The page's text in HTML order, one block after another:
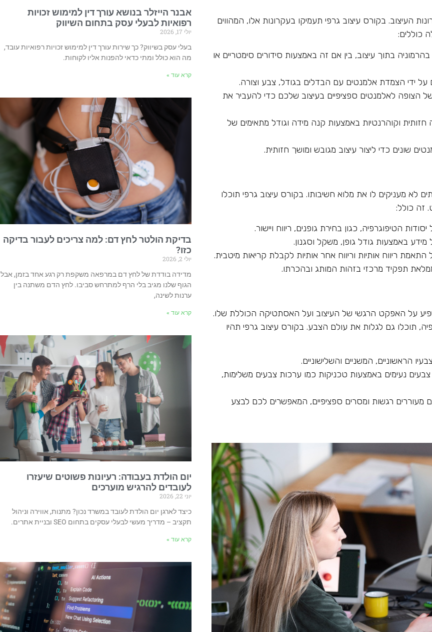
העיצוב. בקורס עיצוב גרפי תעמיקו בעקרונות אלו, המהווים
כוללים:
בתוך עיצוב, בין אם זה באמצעות סידורים סימטריים או
על ידי הצמדת אלמנטים עם הבדלים בגודל, צבע וצורה.
הצופה לאלמנטים ספציפיים בעיצוב שלכם כדי להעביר את
וקוהרנטיות באמצעות קנה מידה וגודל מתאימים של
שונים כדי ליצור עיצוב מגובש ומושך חזותית.
לא מעניקים לו את מלוא חשיבותו. בקורס עיצוב גרפי תוכלו
זה כולל:
הטיפוגרפיה, כגון בחירת גופנים, ריווח ויישור.
באמצעות גודל גופן, משקל וסגנון.
התאמת ריווח אותיות וריווח אחר אותיות לקבלת קריאות מיטבית.
תפקיד מרכזי בזהות המותג ובהכרתו.
על האפקט הרגשי של העיצוב ועל האסתטיקה הכוללת שלו.
תוכלו גם לגלות את עולם הצבע. בקורס עיצוב גרפי תהיו
הראשוניים, המשניים והשלישוניים.
צבעים נעימים באמצעות טכניקות כמו ערכות צבעים משלימות,
מעוררים רגשות ומסרים ספציפיים, המאפשרים לכם לבצע
אבנר הייזלר בנושא עורך דין למימוש זכויות
רפואיות לבעלי עסק בתחום השיווק
יולי 17, 2026
בעלי עסק בשיווק? כך שירות עורך דין למימוש זכויות רפואיות עובד,
מה הוא כולל ומתי כדאי להפנות אליו לקוחות.
קרא עוד »
בדיקת הולטר לחץ דם: למה צריכים לעבור בדיקה
כזו?
יולי 2, 2026
מדידה בודדת של לחץ דם במרפאה משקפת רק רגע אחד בזמן, אבל
הגוף שלנו מגיב בלי הרף למתרחש סביבו. לחץ הדם משתנה בין
ערנות לשינה,
קרא עוד »
יום הולדת בעבודה: רעיונות פשוטים שיעזרו
לעובדים להרגיש מוערכים
יוני 22, 2026
כיצד לארגן יום הולדת לעובד במשרד נכון? מתנות, אווירה וניהול
תקציב – מדריך מעשי לבעלי עסקים בתחום SEO ובניית אתרים.
קרא עוד »